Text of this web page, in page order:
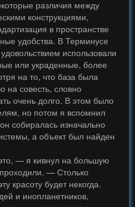
различия между
конструкциями,
в пространстве
удобства. В Терминусе
использовали
или украденные, более
на то, что база была
на совесть, словно
очень долго. В этом было
но потом я вспомнил
собиралась изначально
а объект был найден
— я кивнул на большую
— Столько
красоту будет некогда.
и инопланетников,